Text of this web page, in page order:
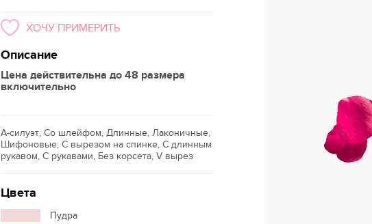
ХОЧУ ПРИМЕРИТЬ
Описание
Цена действительна до 48 размера
включительно
А-силуэт, Со шлейфом, Длинные, Лаконичные,
Шифоновые, С вырезом на спинке, С длинным
рукавом, С рукавами, Без корсета, V вырез
Цвета
Пудра